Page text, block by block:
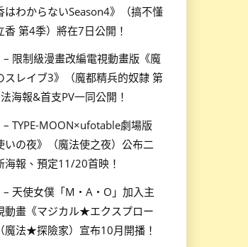
はわからないSeason4》（搞不懂
香 第4季）將在7日公開！
限制級漫畫改編電視動畫版《魔
スレイブ3》（魔都精兵的奴隸 第
海報&首支PV一同公開！
TYPE-MOON×ufotable劇場版
いの夜》（魔法使之夜）公布二
海報、預定11/20首映！
天使女僕「M・A・O」加入主
動畫《マジカル★エクスプロー
魔法★探險家）宣布10月開播！